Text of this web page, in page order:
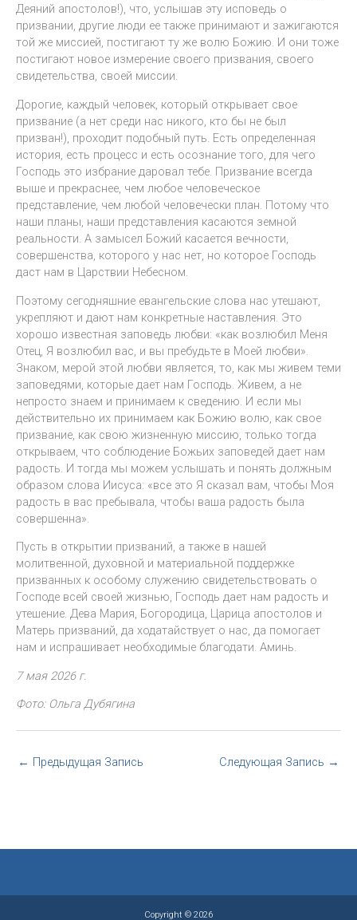
Деяний апостолов!), что, услышав эту исповедь о
призвании, другие люди ее также принимают и зажигаются
той же миссией, постигают ту же волю Божию. И они тоже
постигают новое измерение своего призвания, своего
свидетельства, своей миссии.
Дорогие, каждый человек, который открывает свое
призвание (а нет среди нас никого, кто бы не был
призван!), проходит подобный путь. Есть определенная
история, есть процесс и есть осознание того, для чего
Господь это избрание даровал тебе. Призвание всегда
выше и прекраснее, чем любое человеческое
представление, чем любой человечески план. Потому что
наши планы, наши представления касаются земной
реальности. А замысел Божий касается вечности,
совершенства, которого у нас нет, но которое Господь
даст нам в Царствии Небесном.
Поэтому сегодняшние евангельские слова нас утешают,
укрепляют и дают нам конкретные наставления. Это
хорошо известная заповедь любви: «как возлюбил Меня
Отец, Я возлюбил вас, и вы пребудьте в Моей любви».
Знаком, мерой этой любви является, то, как мы живем теми
заповедями, которые дает нам Господь. Живем, а не
непросто знаем и принимаем к сведению. И если мы
действительно их принимаем как Божию волю, как свое
призвание, как свою жизненную миссию, только тогда
открываем, что соблюдение Божьих заповедей дает нам
радость. И тогда мы можем услышать и понять должным
образом слова Иисуса: «все это Я сказал вам, чтобы Моя
радость в вас пребывала, чтобы ваша радость была
совершенна».
Пусть в открытии призваний, а также в нашей
молитвенной, духовной и материальной поддержке
призванных к особому служению свидетельствовать о
Господе всей своей жизнью, Господь дает нам радость и
утешение. Дева Мария, Богородица, Царица апостолов и
Матерь призваний, да ходатайствует о нас, да помогает
нам и испрашивает необходимые благодати. Аминь.
7 мая 2026 г.
Фото: Ольга Дубягина
← Предыдущая Запись Следующая Запись →
Copyright © 2026